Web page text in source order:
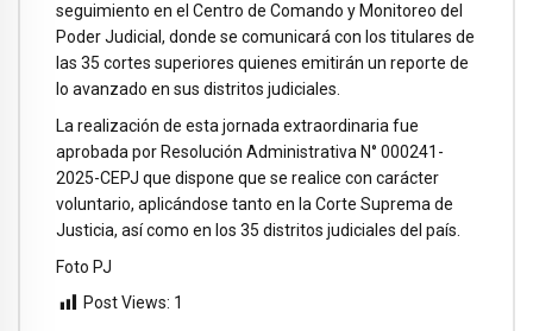
seguimiento en el Centro de Comando y Monitoreo del
Poder Judicial, donde se comunicará con los titulares de
las 35 cortes superiores quienes emitirán un reporte de
lo avanzado en sus distritos judiciales.
La realización de esta jornada extraordinaria fue
aprobada por Resolución Administrativa N° 000241-
2025-CEPJ que dispone que se realice con carácter
voluntario, aplicándose tanto en la Corte Suprema de
Justicia, así como en los 35 distritos judiciales del país.
Foto PJ
Post Views: 1